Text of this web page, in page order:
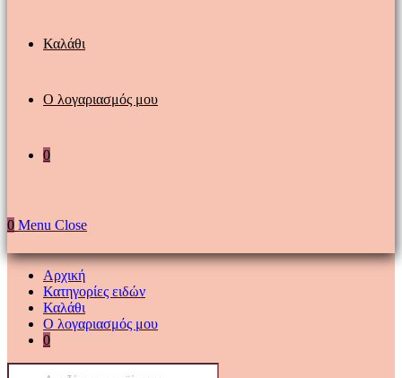
Καλάθι
Ο λογαριασμός μου
0
0 Menu Close
Αρχική
Κατηγορίες ειδών
Καλάθι
Ο λογαριασμός μου
0
Products